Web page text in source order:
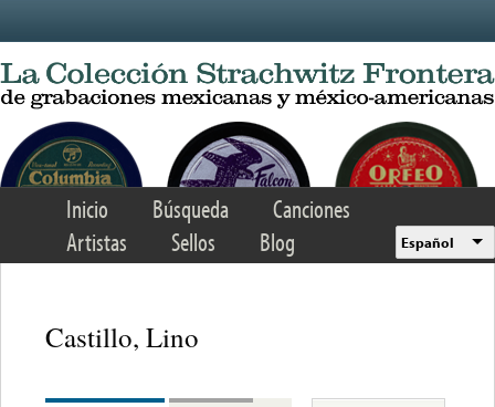
Inicio Búsqueda
Canciones
Artistas
Sellos Blog Español
Castillo, Lino